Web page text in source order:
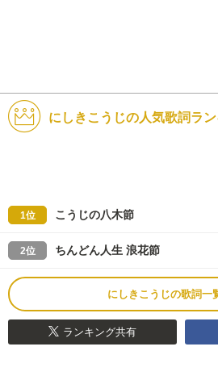
にしきこうじの人気歌詞ラ
1位 こうじの八木節
2位 ちんどん人生 浪花節
にしきこうじの歌詞一
ランキング共有